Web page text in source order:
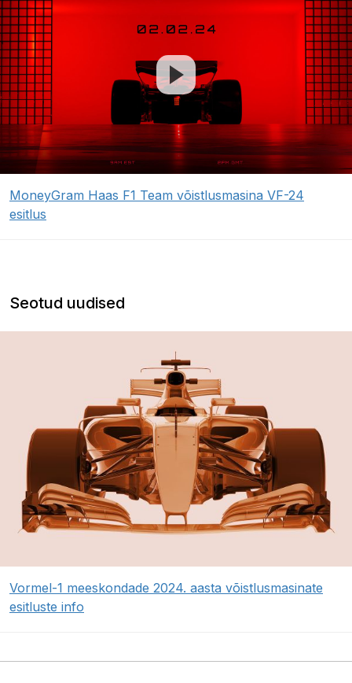
MoneyGram Haas F1 Team võistlusmasina VF-24
esitlus
Seotud uudised
Vormel-1 meeskondade 2024. aasta võistlusmasinate
esitluste info